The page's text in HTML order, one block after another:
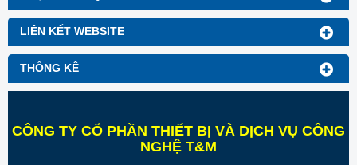
LIÊN KẾT WEBSITE
THỐNG KÊ
CÔNG TY CỔ PHẦN THIẾT BỊ VÀ DỊCH VỤ CÔNG
NGHỆ T&M